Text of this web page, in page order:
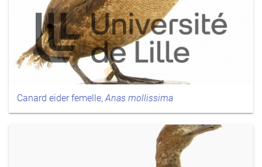
Canard eider femelle, Anas mollissima